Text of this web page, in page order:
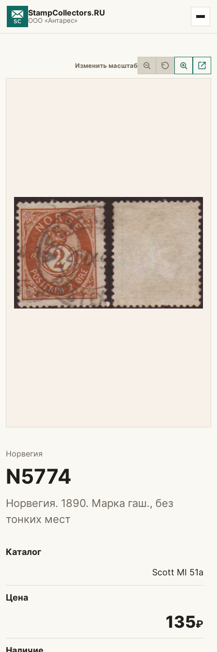
StampCollectors.RU
ООО «Антарес»
Изменить масштаб
Норвегия
N5774
Норвегия. 1890. Марка гаш., без
тонких мест
Каталог
Scott MI 51a
Цена
135₽